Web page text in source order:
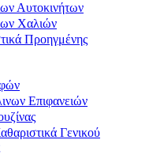
Αυτοκινήτων
Χαλιών
Προηγμένης
Επιφανειών
Γενικού